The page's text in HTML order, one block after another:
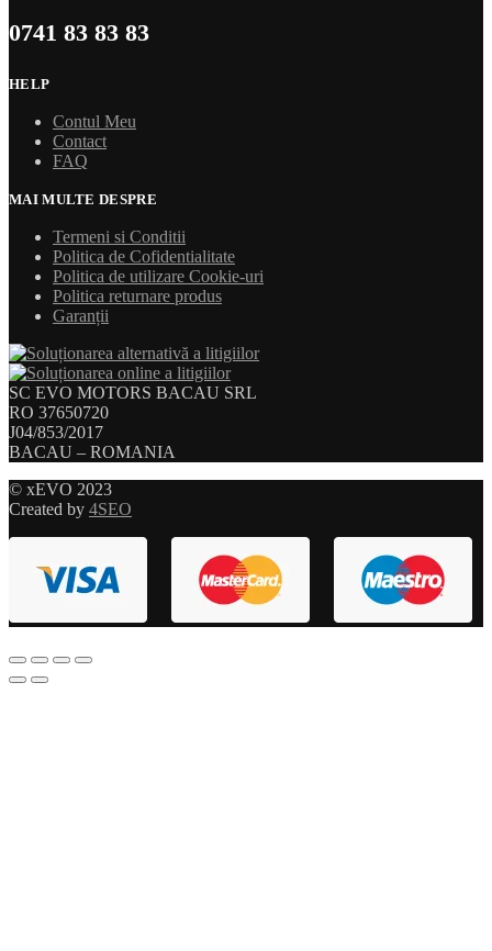
0741 83 83 83
HELP
Contul Meu
Contact
FAQ
MAI MULTE DESPRE
Termeni si Conditii
Politica de Cofidentialitate
Politica de utilizare Cookie-uri
Politica returnare produs
Garanții
SC EVO MOTORS BACAU SRL
RO 37650720
J04/853/2017
BACAU – ROMANIA
© xEVO 2023
Created by 4SEO